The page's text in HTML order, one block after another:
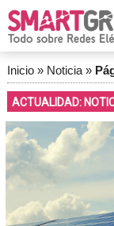
Inicio» Noticia»
ACTUALIDAD: